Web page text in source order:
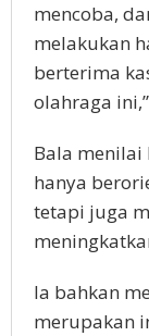
mencoba,
melakukan
berterima
olahraga
Bala
hanya
tetapi juga
Ia bahkan
merupakan